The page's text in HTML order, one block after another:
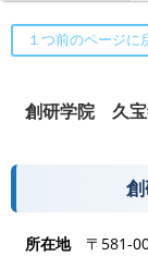
創研学院 久
所在地
〒581-